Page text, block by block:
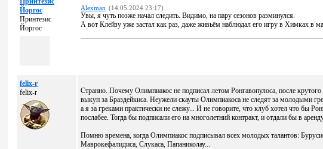
Йоргос
Принтезис
Йоргос
Alexman (14.05.2024 23:17)
Увы, я чуть позже начал следить. Видимо, на пару сезонов разминулся.
А вот Клейзу уже застал как раз, даже живьём наблюдал его игру в Химках в
felix-r
felix-r
Странно. Почему Олимпиакос не подписал летом Ронгавопулоса, после
выкуп за Браздейкиса. Неужели скауты Олимпиакоса не следят за молодыми
а я за греками практически не слежу... И не говорите, что клуб хотел что бы
послабее. Тогда бы подписали его на многолетний контракт, и отдали бы в
Помню времена, когда Олимпиакос подписывал всех молодых талантов:
Маврокефалидиса, Слукаса, Папаниколау...